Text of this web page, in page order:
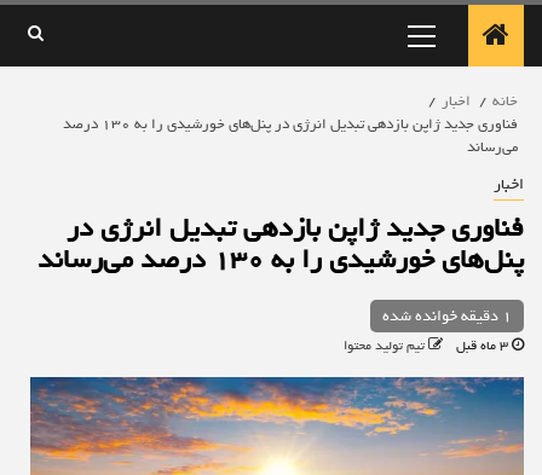
اصلی
خانه
اخبار
فناوری جدید ژاپن بازدهی تبدیل انرژی در پنل‌های خورشیدی را به ۱۳۰ درصد
می‌رساند
اخبار
فناوری جدید ژاپن بازدهی تبدیل انرژی در
پنل‌های خورشیدی را به ۱۳۰ درصد می‌رساند
1 دقیقه خوانده شده
تیم تولید محتوا